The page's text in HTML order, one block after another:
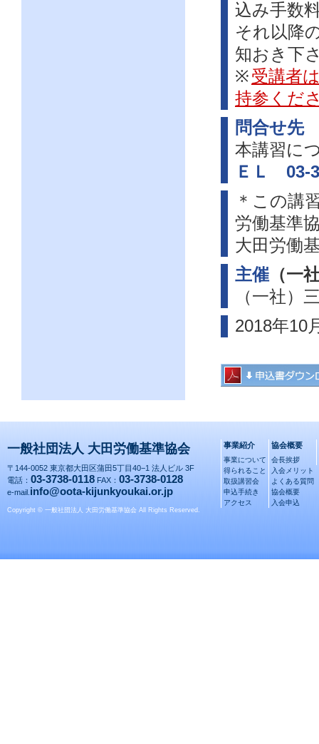
込み手数
それ以降
知おき下
※受講者
持参くだ
問合せ先
本講習に
ＥＬ 03-
＊この講
労働基準
大田労働
主催 （一
（一社）
2018年10
一般社団法人 大田労働基準協会
〒144-0052 東京都大田区蒲田5丁目40−1 法人ビル 3F
電話： 03-3738-0118 FAX： 03-3738-0128
e-mail. info@oota-kijunkyoukai.or.jp
Copyright © 一般社団法人 大田労働基準協会 All Rights Reserved.
事業紹介
事業について
得られること
取扱講習会
申込手続き
アクセス
協会概要
会長挨拶
入会メリット
よくある質問
協会概要
入会申込